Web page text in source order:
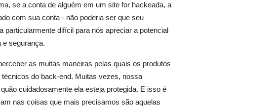
se a conta de alguém em um site for hackeada, a
com sua conta - não poderia ser que seu
difícil para nós apreciar a potencial
e segurança.
as muitas maneiras pelas quais os produtos
do back-end. Muitas vezes, nossa
cuidadosamente ela esteja protegida. E isso é
nas coisas que mais precisamos são aquelas